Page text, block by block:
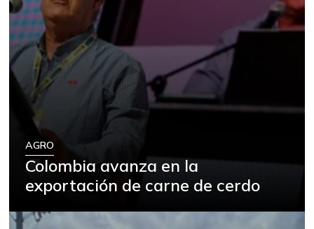
AGRO
Colombia avanza en la
exportación de carne de cerdo